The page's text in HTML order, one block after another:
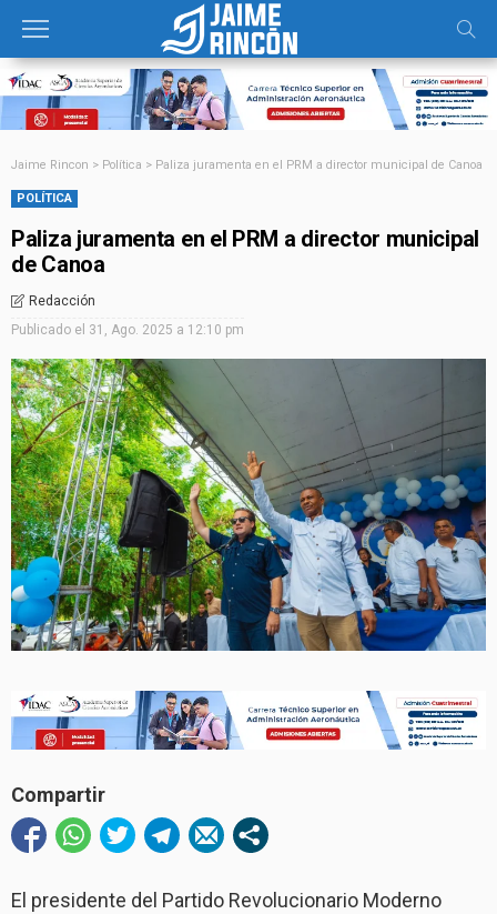
Jaime Rincon > Política > Paliza juramenta en el PRM a director municipal de Canoa
POLÍTICA
Paliza juramenta en el PRM a director municipal
de Canoa
Redacción
Publicado el 31, Ago. 2025 a 12:10 pm
Compartir
El presidente del Partido Revolucionario Moderno